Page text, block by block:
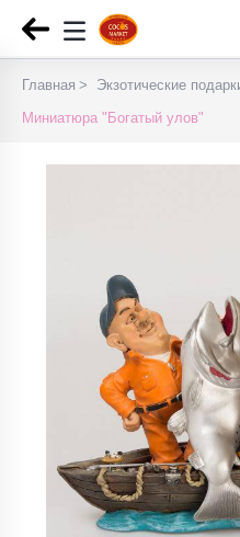
Главная
Экзотические
Миниатюра "Богатый улов"